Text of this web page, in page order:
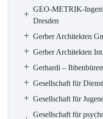
GEO-METRIK-
Dresden
Gerber Architekten
Gerber Architekten
Gerhardi – Ibbenbüren
Gesellschaft für
Gesellschaft für
Gesellschaft für